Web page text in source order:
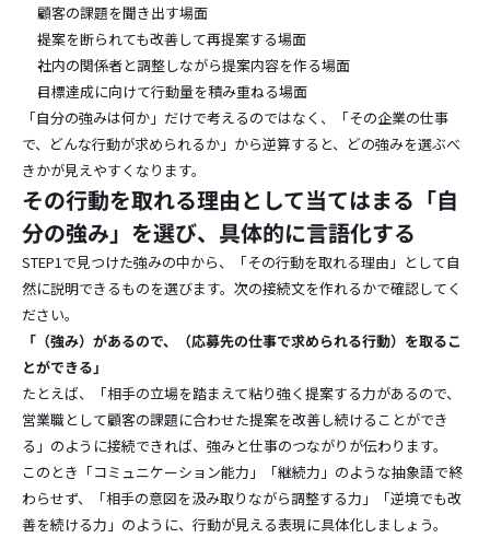
顧客の課題を聞き出す場面
提案を断られても改善して再提案する場面
社内の関係者と調整しながら提案内容を作る場面
目標達成に向けて行動量を積み重ねる場面
「自分の強みは何か」だけで考えるのではなく、「その企業の仕事
で、どんな行動が求められるか」から逆算すると、どの強みを選ぶべ
きかが見えやすくなります。
その行動を取れる理由として当てはまる「自
分の強み」を選び、具体的に言語化する
STEP1で見つけた強みの中から、「その行動を取れる理由」として自
然に説明できるものを選びます。次の接続文を作れるかで確認してく
ださい。
「（強み）があるので、（応募先の仕事で求められる行動）を取るこ
とができる」
たとえば、「相手の立場を踏まえて粘り強く提案する力があるので、
営業職として顧客の課題に合わせた提案を改善し続けることができ
る」のように接続できれば、強みと仕事のつながりが伝わります。
このとき「コミュニケーション能力」「継続力」のような抽象語で終
わらせず、「相手の意図を汲み取りながら調整する力」「逆境でも改
善を続ける力」のように、行動が見える表現に具体化しましょう。